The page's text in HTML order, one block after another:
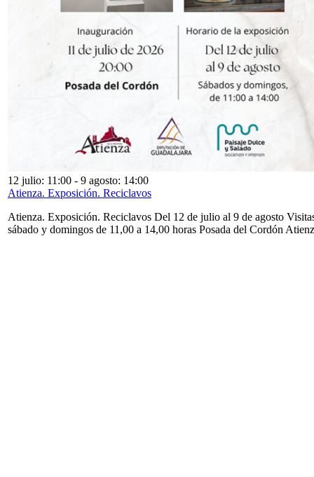
12 julio: 11:00 - 9 agosto: 14:00
Atienza. Exposición. Reciclavos
Atienza. Exposición. Reciclavos Del 12 de julio al 9 de agosto
sábado y domingos de 11,00 a 14,00 horas Posada del Cordón